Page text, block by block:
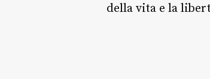
della vita e la